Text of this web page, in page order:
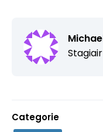
Categorie